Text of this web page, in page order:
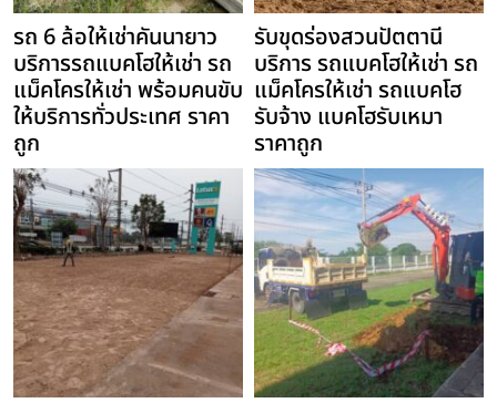
รถ 6 ล้อให้เช่าคันนายาว
บริการรถแบคโฮให้เช่า รถ
แม็คโครให้เช่า พร้อมคนขับ
ให้บริการทั่วประเทศ ราคา
ถูก
รับขุดร่องสวนปัตตานี
บริการ รถแบคโฮให้เช่า รถ
แม็คโครให้เช่า รถแบคโฮ
รับจ้าง แบคโฮรับเหมา
ราคาถูก